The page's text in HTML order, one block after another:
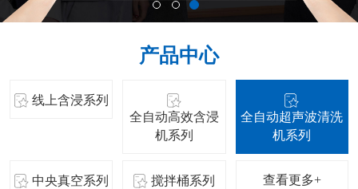
产品中心
线上含浸系列
全自动高效含浸
机系列
全自动超声波清洗
机系列
中央真空系列 搅拌桶系列 查看更多+